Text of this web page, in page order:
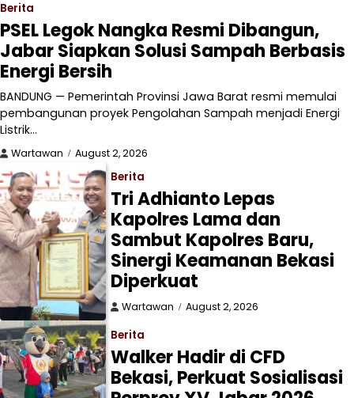
Berita
PSEL Legok Nangka Resmi Dibangun,
Jabar Siapkan Solusi Sampah Berbasis
Energi Bersih
BANDUNG — Pemerintah Provinsi Jawa Barat resmi memulai
pembangunan proyek Pengolahan Sampah menjadi Energi
Listrik…
Wartawan August 2, 2026
Berita
Tri Adhianto Lepas
Kapolres Lama dan
Sambut Kapolres Baru,
Sinergi Keamanan Bekasi
Diperkuat
Wartawan August 2, 2026
Berita
Walker Hadir di CFD
Bekasi, Perkuat Sosialisasi